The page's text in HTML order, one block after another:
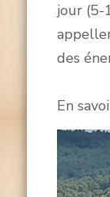
jour (5-
des
En